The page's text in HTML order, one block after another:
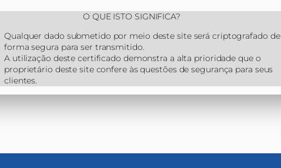
O QUE ISTO SIGNIFICA?
Qualquer dado submetido por meio deste site será criptografado de
forma segura para ser transmitido.
A utilização deste certificado demonstra a alta prioridade que o
proprietário deste site confere às questões de segurança para seus
clientes.